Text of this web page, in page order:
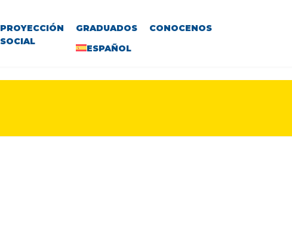
PROYECCIÓN
SOCIAL
GRADUADOS
CONOCENOS
ESPAÑOL